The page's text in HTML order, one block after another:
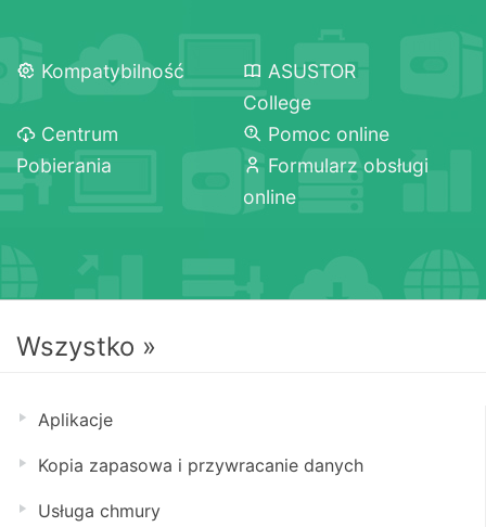
Kompatybilność
ASUSTOR
College
Centrum
Pobierania
Pomoc online
Formularz obsługi
online
Wszystko »
Aplikacje
Kopia zapasowa i przywracanie danych
Usługa chmury